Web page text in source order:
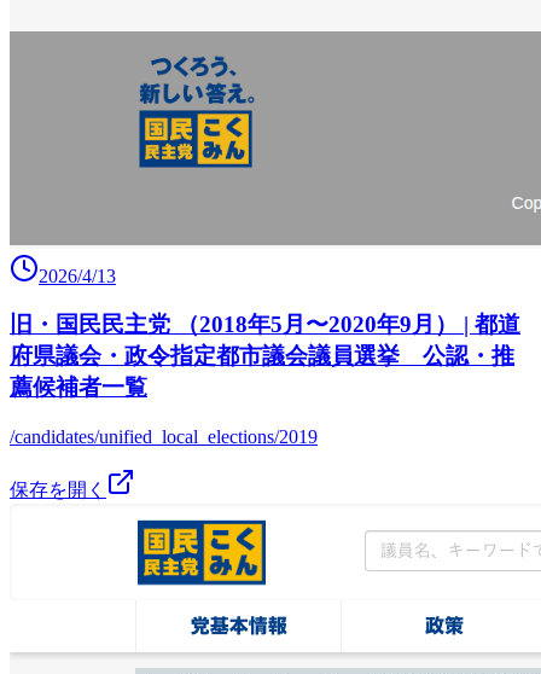
2026/4/13
旧・国民民主党 （2018年5月〜2020年9月） | 都道
府県議会・政令指定都市議会議員選挙 公認・推
薦候補者一覧
/candidates/unified_local_elections/2019
保存を開く